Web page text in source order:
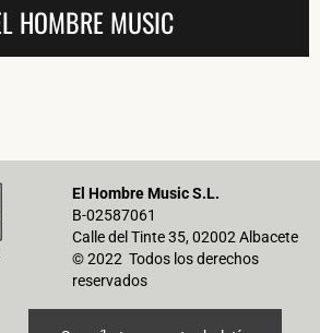
HOMBRE MUSIC
El Hombre Music S.L.
B-02587061
Calle del Tinte 35, 02002 Albacete
© 2022 Todos los derechos
reservados
DARME DE ALTA